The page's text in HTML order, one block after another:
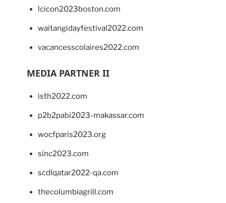
lcicon2023boston.com
waitangidayfestival2022.com
vacancesscolaires2022.com
MEDIA PARTNER II
isth2022.com
p2b2pabi2023-makassar.com
wocfparis2023.org
sinc2023.com
scdlqatar2022-qa.com
thecolumbiagrill.com